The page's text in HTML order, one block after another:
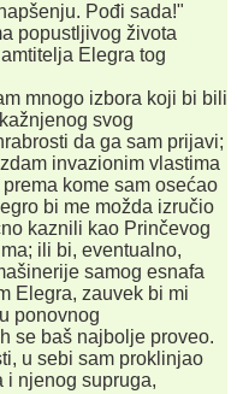
Pođi sada!"
popustljivog života
Elegra tog
mnogo izbora koji bi bili
svog
da ga sam prijavi;
invazionim vlastima
kome sam osećao
bi me možda izručio
kaznili kao Prinčevog
ili bi, eventualno,
samog esnafa
Elegra, zauvek bi mi
ponovnog
se baš najbolje proveo.
u sebi sam proklinjao
i njenog supruga,